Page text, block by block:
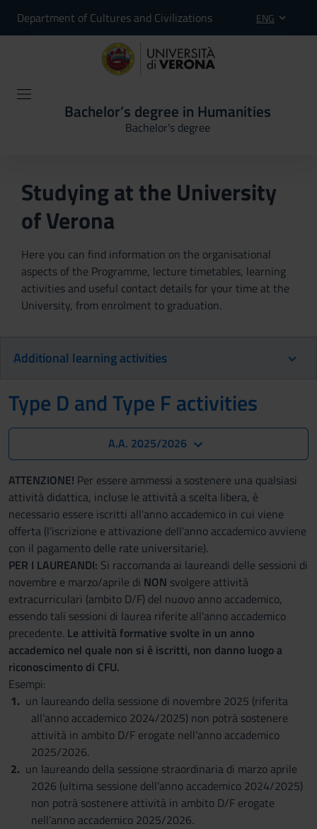
Department of Cultures and Civilizations ENG
Bachelor’s degree in Humanities
Bachelor's degree
Studying at the University
of Verona
Here you can find information on the organisational
aspects of the Programme, lecture timetables, learning
activities and useful contact details for your time at the
University, from enrolment to graduation.
Additional learning activities
Type D and Type F activities
A.A. 2025/2026
ATTENZIONE! Per essere ammessi a sostenere una qualsiasi
attività didattica, incluse le attività a scelta libera, è
necessario essere iscritti all'anno accademico in cui viene
offerta (l’iscrizione e attivazione dell’anno accademico avviene
con il pagamento delle rate universitarie).
PER I LAUREANDI: Si raccomanda ai laureandi delle sessioni di
novembre e marzo/aprile di NON svolgere attività
extracurriculari (ambito D/F) del nuovo anno accademico,
essendo tali sessioni di laurea riferite all'anno accademico
precedente. Le attività formative svolte in un anno
accademico nel quale non si è iscritti, non danno luogo a
riconoscimento di CFU.
Esempi:
un laureando della sessione di novembre 2025 (riferita
all’anno accademico 2024/2025) non potrà sostenere
attività in ambito D/F erogate nell’anno accademico
2025/2026.
un laureando della sessione straordinaria di marzo aprile
2026 (ultima sessione dell’anno accademico 2024/2025)
non potrà sostenere attività in ambito D/F erogate
nell’anno accademico 2025/2026.